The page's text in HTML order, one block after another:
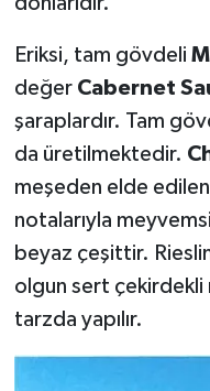
Eriksi, tam gövdeli
değer Cabernet
şaraplardır. Tam
da üretilmektedir.
meşeden elde edilen
notalarıyla
beyaz çeşittir.
olgun sert çekirdekli
tarzda yapılır.